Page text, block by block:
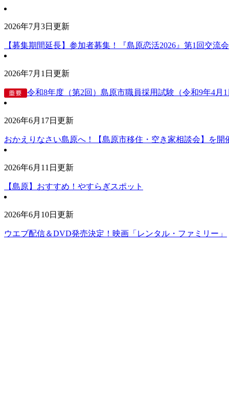
2026年7月3日更新
【募集期間延長】参加者募集！『島原恋活2026』第1回交流
2026年7月1日更新
令和8年度（第2回）島原市職員採用試験（令和9年4月
2026年6月17日更新
おかえりなさい島原へ！【島原市移住・空き家相談会】を開
2026年6月11日更新
【島原】おすすめ！やすらぎスポット
2026年6月10日更新
ウエブ配信＆DVD発売決定！映画「レンタル・ファミリー」